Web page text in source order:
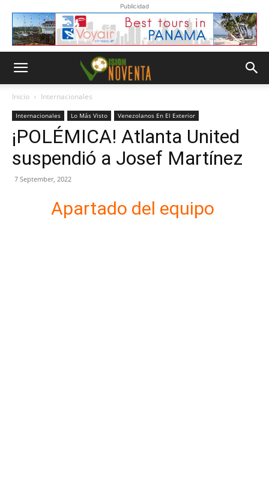
Publicidad
Inicio Internacionales
Internacionales Lo Más Visto Venezolanos En El Exterior
¡POLÉMICA! Atlanta United
suspendió a Josef Martínez
7 September, 2022
Apartado del equipo